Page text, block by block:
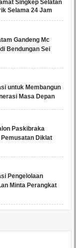
Singkep Selatan
Selama 24 Jam
Gandeng Mc
Bendungan Sei
untuk Membangun
Masa Depan
Paskibraka
Diklat
Pengelolaan
Minta Perangkat